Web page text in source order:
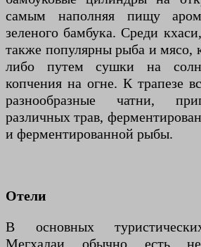
самым наполняя пищу
зеленого бамбука. Среди
также популярны рыба и мясо,
либо путем сушки на
копчения на огне. К трапезе
разнообразные чатни,
различных трав,
и ферментированной рыбы.
Отели
В основных
Мегхалаи обычно есть